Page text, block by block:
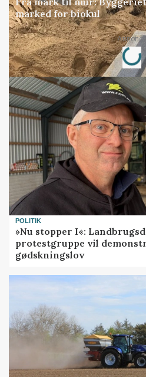
marked for biokul
Annonce
Loading...
POLITIK
»Nu stopper I«:
protestgruppe vil
gødskningslov